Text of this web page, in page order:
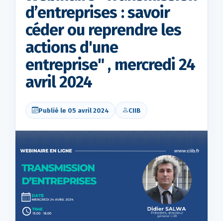
d’entreprises : savoir
céder ou reprendre les
actions d'une
entreprise" , mercredi 24
avril 2024
Publié le 05 avril 2024 CIIB